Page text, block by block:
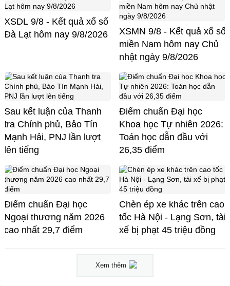
XSDL 9/8 - Kết quả xổ số
Đà Lạt hôm nay 9/8/2026
XSMN 9/8 - Kết quả xổ số
miền Nam hôm nay Chủ
nhật ngày 9/8/2026
Sau kết luận của Thanh
tra Chính phủ, Bảo Tín
Mạnh Hải, PNJ lần lượt
lên tiếng
Điểm chuẩn Đại học
Khoa học Tự nhiên 2026:
Toán học dẫn đầu với
26,35 điểm
Điểm chuẩn Đại học
Ngoại thương năm 2026
cao nhất 29,7 điểm
Chèn ép xe khác trên cao
tốc Hà Nội - Lạng Sơn, tài
xế bị phạt 45 triệu đồng
Xem thêm